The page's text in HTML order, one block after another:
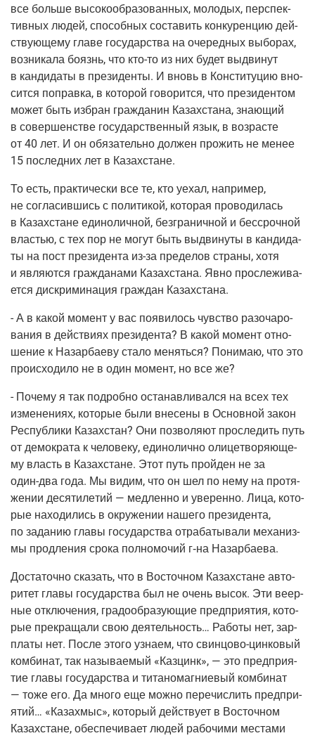
все боль­ше высо­ко­об­ра­зо­ван­ных, моло­дых, пер­спек­
тив­ных людей, спо­соб­ных соста­вить кон­ку­рен­цию дей­
ству­ю­ще­му гла­ве госу­дар­ства на оче­ред­ных выбо­рах,
воз­ни­ка­ла боязнь, что кто-то из них будет выдви­нут
в кан­ди­да­ты в пре­зи­ден­ты. И вновь в Кон­сти­ту­цию вно­
сит­ся поправ­ка, в кото­рой гово­рит­ся, что пре­зи­ден­том
может быть избран граж­да­нин Казах­ста­на, зна­ю­щий
в совер­шен­стве госу­дар­ствен­ный язык, в воз­расте
от 40 лет. И он обя­за­тель­но дол­жен про­жить не менее
15 послед­них лет в Казахстане.
То есть, прак­ти­че­ски все те, кто уехал, напри­мер,
не согла­сив­шись с поли­ти­кой, кото­рая про­во­ди­лась
в Казах­стане еди­но­лич­ной, без­гра­нич­ной и бес­сроч­ной
вла­стью, с тех пор не могут быть выдви­ну­ты в кан­ди­да­
ты на пост пре­зи­ден­та из-за пре­де­лов стра­ны, хотя
и явля­ют­ся граж­да­на­ми Казах­ста­на. Явно про­сле­жи­ва­
ет­ся дис­кри­ми­на­ция граж­дан Казахстана.
- А в какой момент у вас появи­лось чув­ство разо­ча­ро­
ва­ния в дей­стви­ях пре­зи­ден­та? В какой момент отно­
ше­ние к Назар­ба­е­ву ста­ло менять­ся? Пони­маю, что это
про­ис­хо­ди­ло не в один момент, но все же?
- Поче­му я так подроб­но оста­нав­ли­вал­ся на всех тех
изме­не­ни­ях, кото­рые были вне­се­ны в Основ­ной закон
Рес­пуб­ли­ки Казах­стан? Они поз­во­ля­ют про­сле­дить путь
от демо­кра­та к чело­ве­ку, еди­но­лич­но оли­це­тво­ря­ю­ще­
му власть в Казах­стане. Этот путь прой­ден не за
один-два года. Мы видим, что он шел по нему на про­тя­
же­нии деся­ти­ле­тий — мед­лен­но и уве­рен­но. Лица, кото­
рые нахо­ди­лись в окру­же­нии наше­го пре­зи­ден­та,
по зада­нию гла­вы госу­дар­ства отра­ба­ты­ва­ли меха­низ­
мы про­дле­ния сро­ка пол­но­мо­чий г‑на Назарбаева.
Доста­точ­но ска­зать, что в Восточ­ном Казах­стане авто­
ри­тет гла­вы госу­дар­ства был не очень высок. Эти веер­
ные отклю­че­ния, гра­до­об­ра­зу­ю­щие пред­при­я­тия, кото­
рые пре­кра­ща­ли свою дея­тель­ность… Рабо­ты нет, зар­
пла­ты нет. После это­го узна­ем, что свин­цо­во-цин­ко­вый
ком­би­нат, так назы­ва­е­мый «Каз­цинк», — это пред­при­я­
тие гла­вы госу­дар­ства и тита­но­маг­ни­е­вый ком­би­нат
— тоже его. Да мно­го еще мож­но пере­чис­лить пред­при­
я­тий… «Каза­хмыс», кото­рый дей­ству­ет в Восточ­ном
Казах­стане, обес­пе­чи­ва­ет людей рабо­чи­ми места­ми